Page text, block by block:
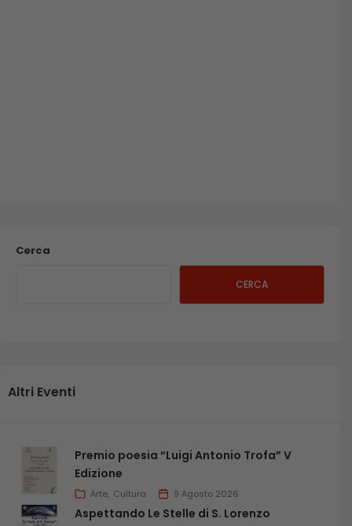
Cerca
CERCA
Altri Eventi
Premio poesia “Luigi Antonio Trofa” V
Edizione
Arte Cultura 9 Agosto 2026
Aspettando Le Stelle di S. Lorenzo